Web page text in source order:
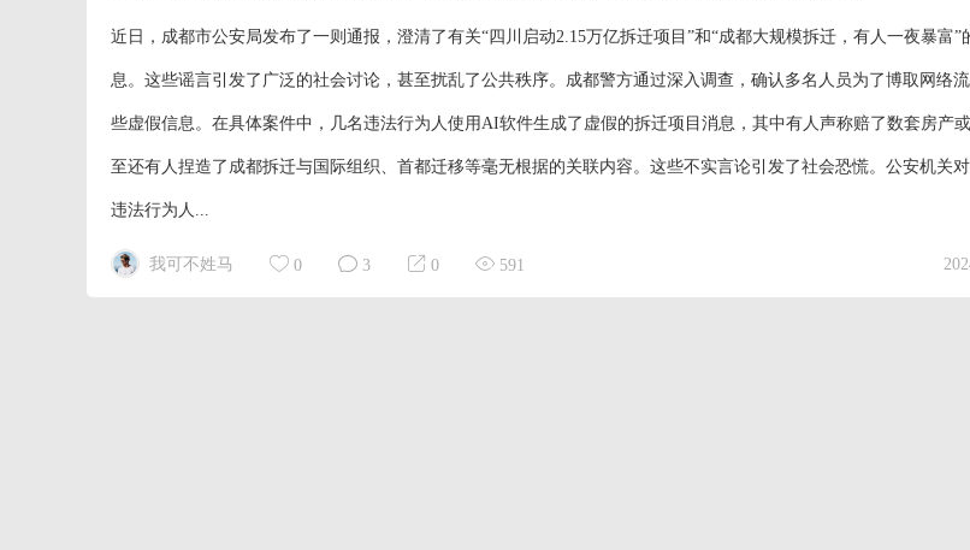
近日，成都市公安局发布了一则通报，澄清了有关“四川启动2.15万亿拆迁项目”和“成都大规模拆迁，有人一夜暴富”
息。这些谣言引发了广泛的社会讨论，甚至扰乱了公共秩序。成都警方通过深入调查，确认多名人员为了博取网络
些虚假信息。在具体案件中，几名违法行为人使用AI软件生成了虚假的拆迁项目消息，其中有人声称赔了数套房产
至还有人捏造了成都拆迁与国际组织、首都迁移等毫无根据的关联内容。这些不实言论引发了社会恐慌。公安机关
违法行为人...
我可不姓马 0 3 0 591